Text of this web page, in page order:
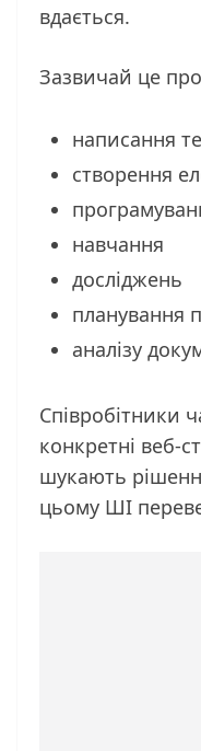
вдається.
Зазвичай це
написання
створення
навчання
досліджень
планування
аналізу
Співробітники
конкретні веб-
шукають
цьому ШІ